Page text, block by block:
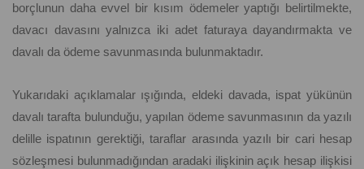
borçlunun daha evvel bir kısım ödemeler yaptığı belirtilmekte,
davacı davasını yalnızca iki adet faturaya dayandırmakta ve
davalı da ödeme savunmasında bulunmaktadır.
Yukarıdaki açıklamalar ışığında, eldeki davada, ispat yükünün
davalı tarafta bulunduğu, yapılan ödeme savunmasının da yazılı
delille ispatının gerektiği, taraflar arasında yazılı bir cari hesap
sözleşmesi bulunmadığından aradaki ilişkinin açık hesap ilişkisi